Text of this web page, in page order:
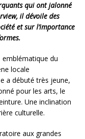
qui ont jalonné
il dévoile des
et sur l’importance
emblématique du
locale
a débuté très jeune,
pour les arts, le
Une inclination
culturelle.
aux grandes